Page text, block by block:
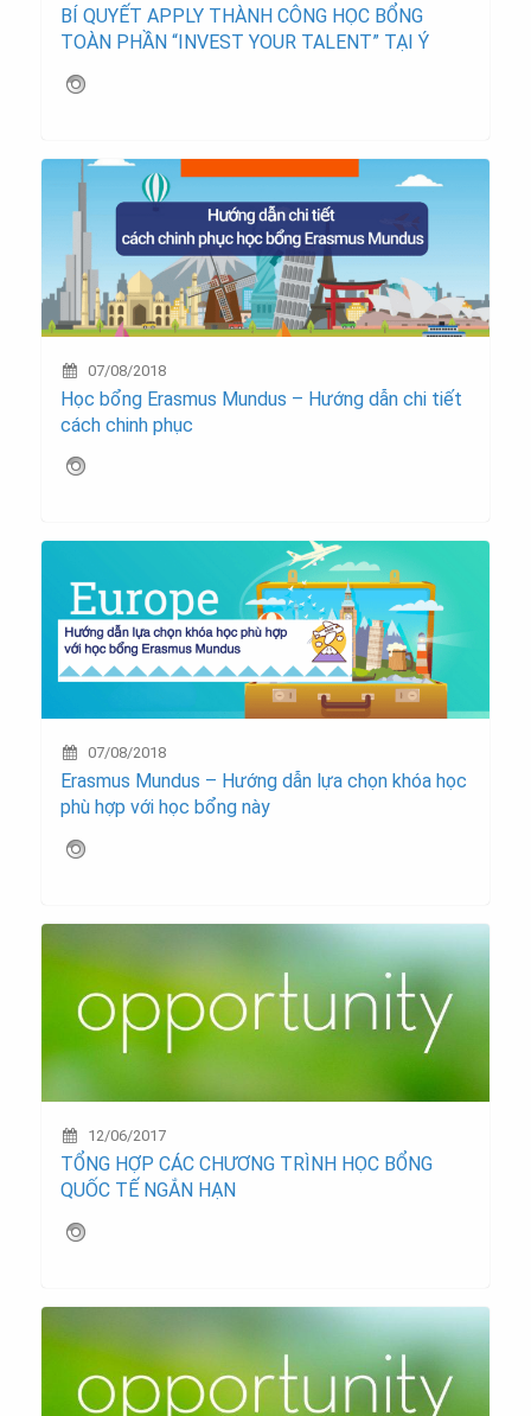
BÍ QUYẾT APPLY THÀNH CÔNG HỌC BỔNG
TOÀN PHẦN “INVEST YOUR TALENT” TẠI Ý
07/08/2018
Học bổng Erasmus Mundus – Hướng dẫn chi tiết
cách chinh phục
07/08/2018
Erasmus Mundus – Hướng dẫn lựa chọn khóa học
phù hợp với học bổng này
12/06/2017
TỔNG HỢP CÁC CHƯƠNG TRÌNH HỌC BỔNG
QUỐC TẾ NGẮN HẠN